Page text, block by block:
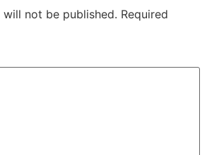
not be published. Required